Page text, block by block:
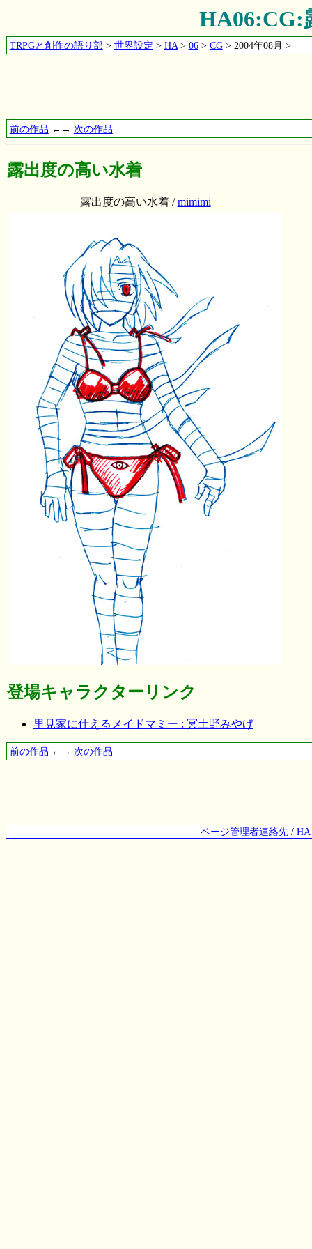
HA06:CG:
TRPGと創作の語り部> 世界設定 > HA> 06> CG> 2004年08月 >
前の作品 ←→ 次の作品
露出度の高い水着
露出度の高い水着 /mimimi
登場キャラクターリンク
里見家に仕えるメイドマミー : 冥土野みやげ
前の作品 ←→ 次の作品
ページ管理者連絡先/ HA